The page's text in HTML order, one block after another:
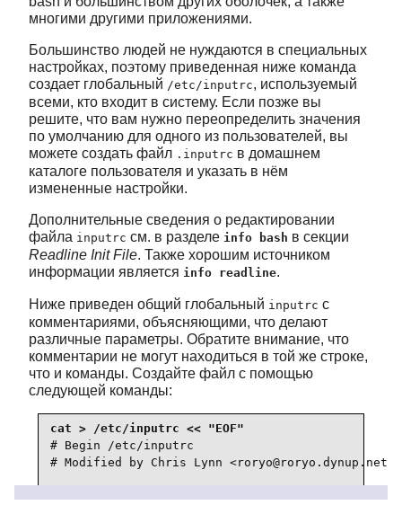
многими другими приложениями.
Большинство людей не нуждаются в специальных
настройках, поэтому приведенная ниже команда
создает глобальный /etc/inputrc, используемый
всеми, кто входит в систему. Если позже вы
решите, что вам нужно переопределить значения
по умолчанию для одного из пользователей, вы
можете создать файл .inputrc в домашнем
каталоге пользователя и указать в нём
измененные настройки.
Дополнительные сведения о редактировании
файла inputrc см. в разделе info bash в секции
Readline Init File. Также хорошим источником
информации является info readline.
Ниже приведен общий глобальный inputrc с
комментариями, объясняющими, что делают
различные параметры. Обратите внимание, что
комментарии не могут находиться в той же строке,
что и команды. Создайте файл с помощью
следующей команды:
# Begin /etc/inputrc
# Modified by Chris Lynn <roryo@roryo.dynup.net>
# Разрешить перенос приглашения оболочки на